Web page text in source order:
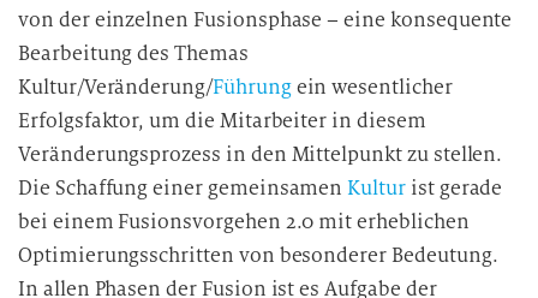
von der einzelnen Fusionsphase – eine konsequente
Bearbeitung des Themas
Kultur/Veränderung/Führungein wesentlicher
Erfolgsfaktor, um die Mitarbeiter in diesem
Veränderungsprozess in den Mittelpunkt zu stellen.
Die Schaffung einer gemeinsamenKulturist gerade
bei einem Fusionsvorgehen 2.0 mit erheblichen
Optimierungsschritten von besonderer Bedeutung.
In allen Phasen der Fusion ist es Aufgabe der